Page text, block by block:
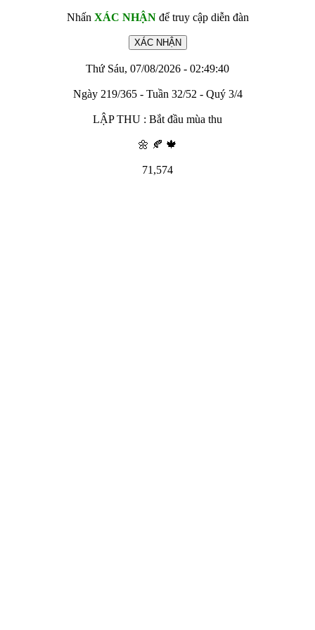
Nhấn XÁC NHẬNđể truy cập diễn đàn
Thứ Sáu, 07/08/2026 - 02:49:40
Ngày 219/365 - Tuần 32/52 - Quý 3/4
LẬP THU : Bắt đầu mùa thu
🌼 🍂 🍁
71,574